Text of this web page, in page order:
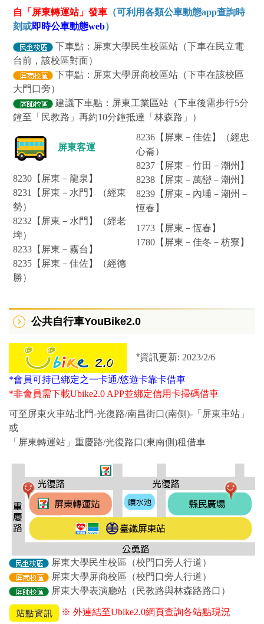
自「屏東轉運站」發車 （可利用各類公車動態app查詢時
刻或即時公車動態web）
下車點：屏東大學民生校區站（下車在民立電
台前，該校區對面）
下車點：屏東大學屏商校區站（下車在該校區
大門口旁）
建議下車點：屏東工業區站（下車後需步行5分
鐘至「民教路」再約10分鐘抵達「林森路」）
屏東客運
8230【屏東－龍泉】
8231【屏東－水門】（經東
勢）
8232【屏東－水門】（經老
埤）
8233【屏東－霧台】
8235【屏東－佳佐】（經德
勝）
8236【屏東－佳佐】（經忠
心崙）
8237【屏東－竹田－潮州】
8238【屏東－萬巒－潮州】
8239【屏東－內埔－潮州－
恆春】
1773【屏東－恆春】
1780【屏東－佳冬－枋寮】
公共自行車YouBike2.0
*資訊更新: 2023/2/6
*會員可持已綁定之一卡通/悠遊卡靠卡借車
*非會員需下載Ubike2.0 APP並綁定信用卡掃碼借車
可至屏東火車站北門-光復路/南昌街口(南側)-「屏東車站」
或
「屏東轉運站」重慶路/光復路口(東南側)租借車
屏東大學民生校區（校門口旁人行道）
屏東大學屏商校區 （校門口旁 人行道）
屏東大學表演廳站（民教路與林森路路口）
※ 外連結至Ubike2.0網頁查詢各站點現況